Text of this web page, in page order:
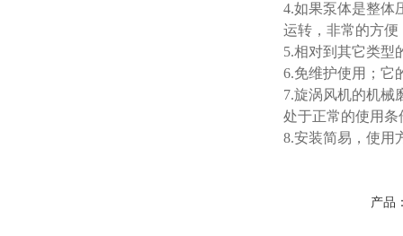
4.如果泵体是整体
运转，非常的方
5.相对到其它类型
6.免维护使用；它
7.旋涡风机的机械
处于正常的使用
8.安装简易，使用
产品